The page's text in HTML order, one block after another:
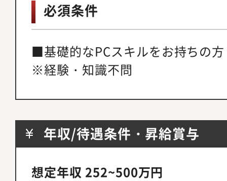
必須条件
■基礎的なPCスキルをお持ちの方
※経験・知識不問
年収/待遇条件・昇給賞与
想定年収 252~500万円